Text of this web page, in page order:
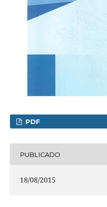
PDF
PUBLICADO
18/08/2015